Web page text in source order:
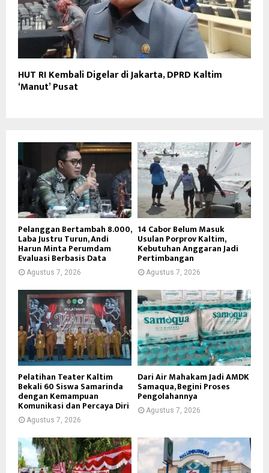
HUT RI Kembali Digelar di Jakarta, DPRD Kaltim
‘Manut’ Pusat
Pelanggan Bertambah 8.000,
Laba Justru Turun, Andi
Harun Minta Perumdam
Evaluasi Berbasis Data
Agustus 7, 2026
14 Cabor Belum Masuk
Usulan Porprov Kaltim,
Kebutuhan Anggaran Jadi
Pertimbangan
Agustus 7, 2026
Pelatihan Teater Kaltim
Bekali 60 Siswa Samarinda
dengan Kemampuan
Komunikasi dan Percaya Diri
Agustus 7, 2026
Dari Air Mahakam Jadi AMDK
Samaqua, Begini Proses
Pengolahannya
Agustus 7, 2026